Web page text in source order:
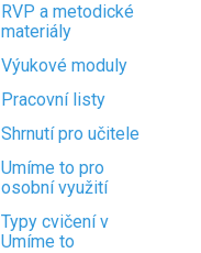
RVP a metodické
materiály
Výukové moduly
Pracovní listy
Shrnutí pro učitele
Umíme to pro
osobní využití
Typy cvičení v
Umíme to